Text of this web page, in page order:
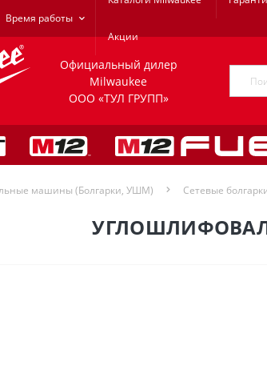
Время работы
Акции
Официальный дилер
Milwaukee
ООО «ТУЛ ГРУПП»
машины (Болгарки, УШМ) Сетевые